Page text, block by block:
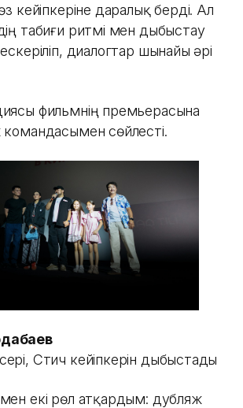
кейіпкеріне даралық берді. Ал
табиғи ритмі мен дыбыстау
диалогтар шынайы әрі
фильмнің премьерасына
сөйлесті.
Стич кейіпкерін дыбыстады
екі рөл атқардым: дубляж